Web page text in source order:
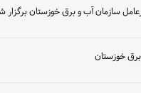
سازمان آب و برق خوزستان برگزار شد